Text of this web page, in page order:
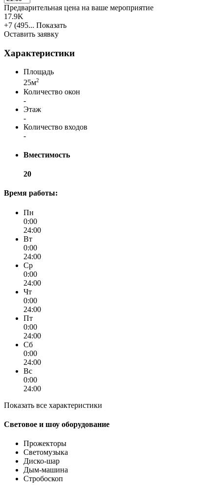
Предварительная цена на ваше мероприятие
17.9K
+7 (495... Показать
Оставить заявку
Характеристики
Площадь
25м2
Количество окон
-
Этаж
-
Количество входов
-
Вместимость
20
Время работы:
Пн
0:00
24:00
Вт
0:00
24:00
Ср
0:00
24:00
Чт
0:00
24:00
Пт
0:00
24:00
Сб
0:00
24:00
Вс
0:00
24:00
Показать все характеристики
Световое и шоу оборудование
Прожекторы
Светомузыка
Диско-шар
Дым-машина
Стробоскоп